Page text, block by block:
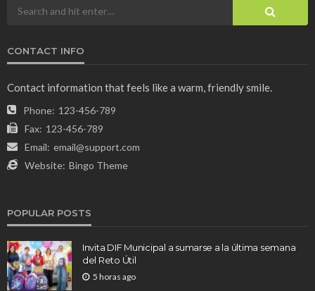
CONTACT INFO
Contact information that feels like a warm, friendly smile.
Phone: 123-456-789
Fax: 123-456-789
Email: email@support.com
Website: Bingo Theme
POPULAR POSTS
Invita DIF Municipal a sumarse a la última semana
del Reto Útil
5 horas ago